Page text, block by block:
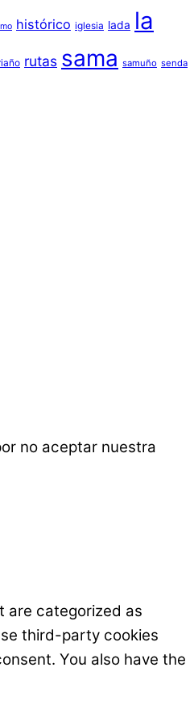
histórico iglesia lada la
rutas sama samuño senda
no aceptar nuestra
are categorized as
third-party cookies
You also have the